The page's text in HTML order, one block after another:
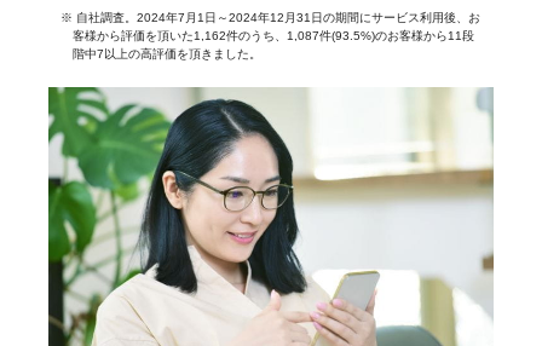
※ 自社調査。2024年7月1日～2024年12月31日の期間にサービス利用後、お
客様から評価を頂いた1,162件のうち、1,087件(93.5%)のお客様から11段
階中7以上の高評価を頂きました。